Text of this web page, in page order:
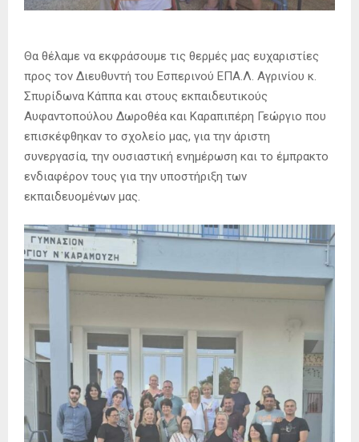
Θα θέλαμε να εκφράσουμε τις θερμές μας ευχαριστίες
προς τον Διευθυντή του Εσπερινού ΕΠΑ.Λ. Αγρινίου κ.
Σπυρίδωνα Κάππα και στους εκπαιδευτικούς
Αυφαντοπούλου Δωροθέα και Καραπιπέρη Γεώργιο που
επισκέφθηκαν το σχολείο μας, για την άριστη
συνεργασία, την ουσιαστική ενημέρωση και το έμπρακτο
ενδιαφέρον τους για την υποστήριξη των
εκπαιδευομένων μας.